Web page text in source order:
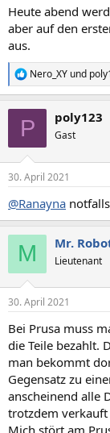
Heute abend
aber auf den
aus.
R
e
e
:
Nero_XY und
P poly123
Gast
30. April 2021
@Ranayna
M Mr.
Lieutenant
30. April 2021
Bei Prusa muss
die Teile bezahlt.
man bekommt
Gegensatz zu
anscheinend alle
trotzdem verkauft
Mich stört am